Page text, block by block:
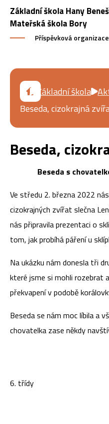
Základní škola Hany
Mateřská škola Bory
Příspěvková organizace
Základní škola
Beseda, cizokrajná
Beseda,
Beseda s
Ve středu 2. března 2022
cizokrajných zvířat slečna
nás připravila prezentaci o
tom, jak probíhá páření u
Na ukázku nám donesla tři
které jsme si mohli rozebrat
překvapení v podobě
Beseda se nám moc líbila a
chovatelka zase někdy
6. třídy